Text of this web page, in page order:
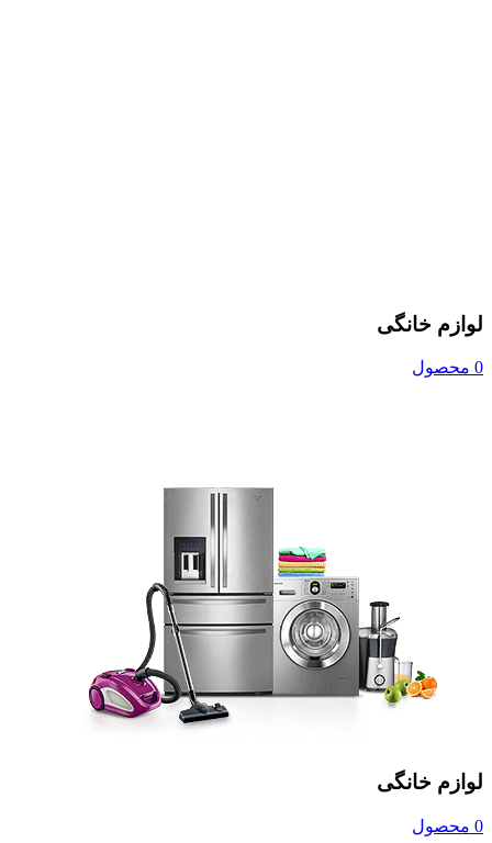
لوازم خانگی
0 محصول
لوازم خانگی
0 محصول